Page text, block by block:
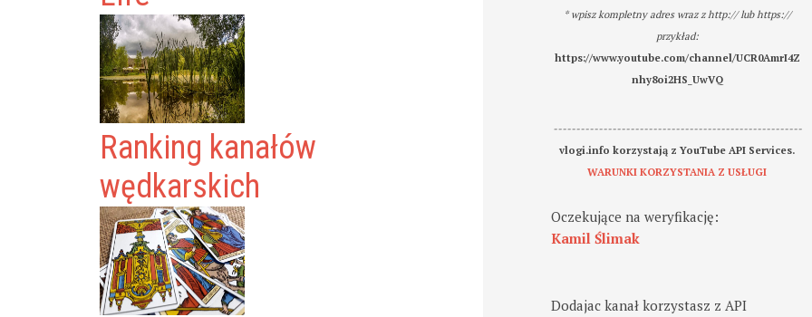
Ranking kanałów
wędkarskich
* wpisz kompletny adres wraz z http:// lub https://
przykład:
https://www.youtube.com/channel/UCR0AmrI4Z
nhy8oi2HS_UwVQ
-------------------------------------------------------
vlogi.info korzystają z YouTube API Services.
WARUNKI KORZYSTANIA Z USŁUGI
Oczekujące na weryfikację:
Kamil Ślimak
Dodajac kanał korzystasz z API